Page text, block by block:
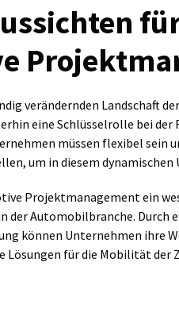
verändernden Landschaft
eine Schlüsselrolle bei der
müssen flexibel sein
um in diesem
Projektmanagement ein
der Automobilbranche. Durch
können Unternehmen ihre
Lösungen für die Mobilität der